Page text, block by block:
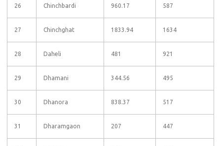
26 Chinchbardi 960.17 587
27 Chinchghat 1833.94 1634
28 Daheli 481 921
29 Dhamani 344.56 495
30 Dhanora 838.37 517
31 Dharamgaon 207 447